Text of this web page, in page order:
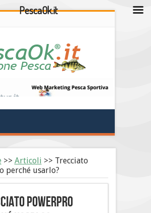
>> Articoli >> Trecciato
perché usarlo?
PowerPro
PescaOk.it